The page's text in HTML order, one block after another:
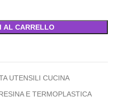
AL CARRELLO
UTENSILI CUCINA
E TERMOPLASTICA